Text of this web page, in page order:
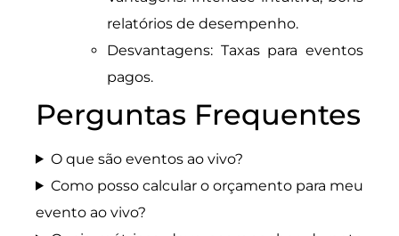
relatórios de desempenho.
Desvantagens: Taxas para eventos
pagos.
Perguntas Frequentes
O que são eventos ao vivo?
Como posso calcular o orçamento para meu
evento ao vivo?